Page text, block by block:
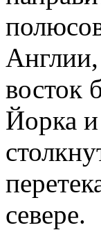
восток
Йорка
севере.